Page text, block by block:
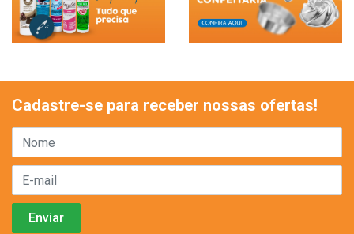
Cadastre-se para receber nossas ofertas!